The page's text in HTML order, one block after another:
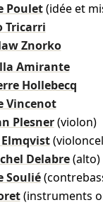
Poulet (idée et
Tricarri
Znorko
Amirante
Hollebecq
Vincenot
Plesner (violon)
Delabre (alto)
Soulié
(instruments